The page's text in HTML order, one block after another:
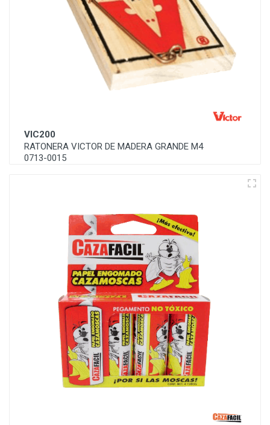
VIC200
RATONERA VICTOR DE MADERA GRANDE M4
0713-0015